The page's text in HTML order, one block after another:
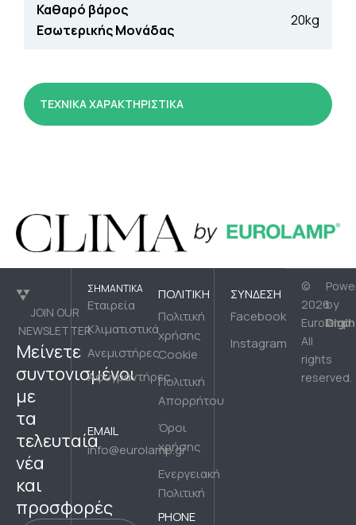
Καθαρό βάρος
Εσωτερικής Μονάδας
20kg
ΤΕΧΝΙΚΑ ΧΑΡΑΚΤΗΡΙΣΤΙΚΑ
JOIN OUR
NEWSLETTER
Μείνετε
συντονισμένοι
με
τα
τελευταία
νέα
και
προσφορές
ΣΗΜΑΝΤΙΚΆ
Εταιρεία
Κλιματιστικά
Ανεμιστήρες
Αφυγραντήρες
EMAIL
info@eurolamp.gr
ΠΟΛΙΤΙΚΉ
Πολιτική
χρήσης
Cookie
Πολιτική
Απορρήτου
Όροι
χρήσης
Ενεργειακή
Πολιτική
PHONE
ΣΎΝΔΕΣΗ
Facebook
Instagram
©
2026
Eurolamp.
All
rights
reserved.
by